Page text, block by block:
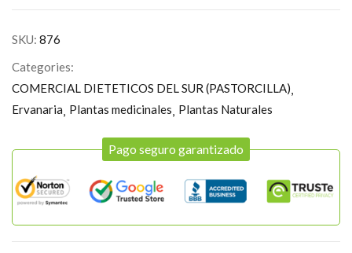
SKU: 876
Categories:
COMERCIAL DIETETICOS DEL SUR (PASTORCILLA)
Ervanaria Plantas medicinales Plantas Naturales
Pago seguro garantizado